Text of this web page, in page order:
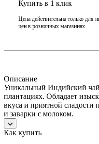
Купить в 1 клик
Цена действительна только для
цен в розничных магазинах
Описание
Уникальный Индийский
плантациях. Обладает
вкуса и приятной сладости
и заварки с молоком.
Как купить